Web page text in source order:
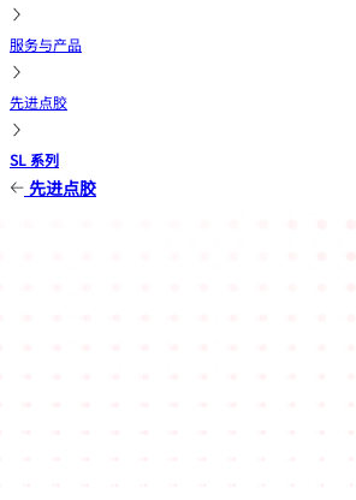
服务与产品
先进点胶
SL 系列
先进点胶